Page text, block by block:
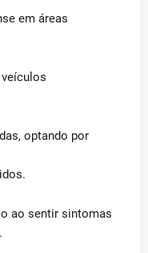
em áreas
optando por
ao sentir sintomas